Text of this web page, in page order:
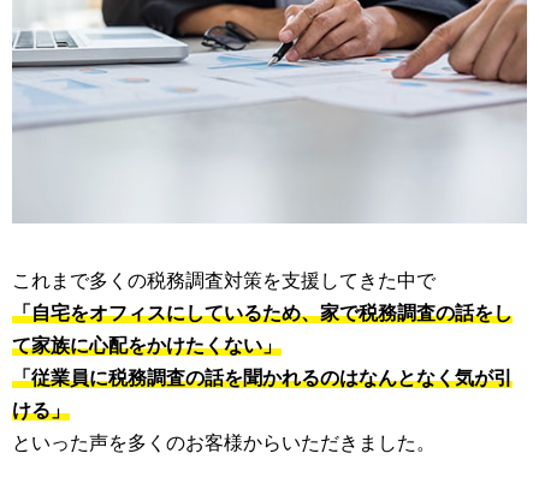
これまで多くの税務調査対策を支援してきた中で
「自宅をオフィスにしているため、家で税務調査の話をし
て家族に心配をかけたくない」
「従業員に税務調査の話を聞かれるのはなんとなく気が引
ける」
といった声を多くのお客様からいただきました。